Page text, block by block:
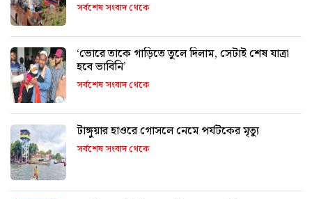
সর্বশেষ সংবাদ থেকে
‘ভোরে তাকে গাড়িতে তুলে দিলাম, সেটাই শেষ যাত্রা
হবে ভাবিনি’
সর্বশেষ সংবাদ থেকে
টাঙ্গুয়ার হাওরে গোসলে নেমে পর্যটকের মৃত্যু
সর্বশেষ সংবাদ থেকে